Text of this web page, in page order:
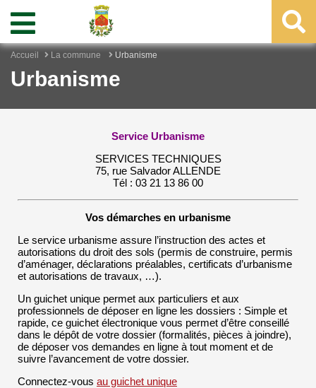
Accueil La commune Urbanisme
Urbanisme
Service Urbanisme
SERVICES TECHNIQUES
75, rue Salvador ALLENDE
Tél : 03 21 13 86 00
Vos démarches en urbanisme
Le service urbanisme assure l’instruction des actes et
autorisations du droit des sols (permis de construire, permis
d’aménager, déclarations préalables, certificats d’urbanisme
et autorisations de travaux, …).
Un guichet unique permet aux particuliers et aux
professionnels de déposer en ligne les dossiers : Simple et
rapide, ce guichet électronique vous permet d’être conseillé
dans le dépôt de votre dossier (formalités, pièces à joindre),
de déposer vos demandes en ligne à tout moment et de
suivre l’avancement de votre dossier.
Connectez-vous au guichet unique